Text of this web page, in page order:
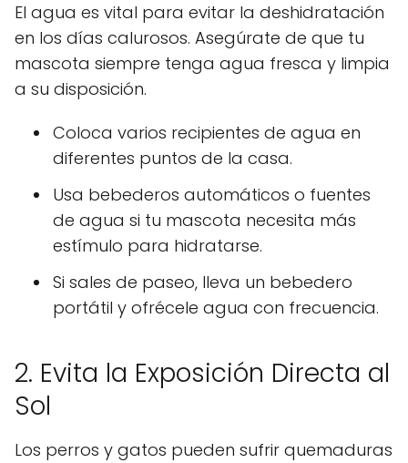
El agua es vital para evitar la deshidratación
en los días calurosos. Asegúrate de que tu
mascota siempre tenga agua fresca y limpia
a su disposición.
Coloca varios recipientes de agua en
diferentes puntos de la casa.
Usa bebederos automáticos o fuentes
de agua si tu mascota necesita más
estímulo para hidratarse.
Si sales de paseo, lleva un bebedero
portátil y ofrécele agua con frecuencia.
2. Evita la Exposición Directa al
Sol
Los perros y gatos pueden sufrir quemaduras